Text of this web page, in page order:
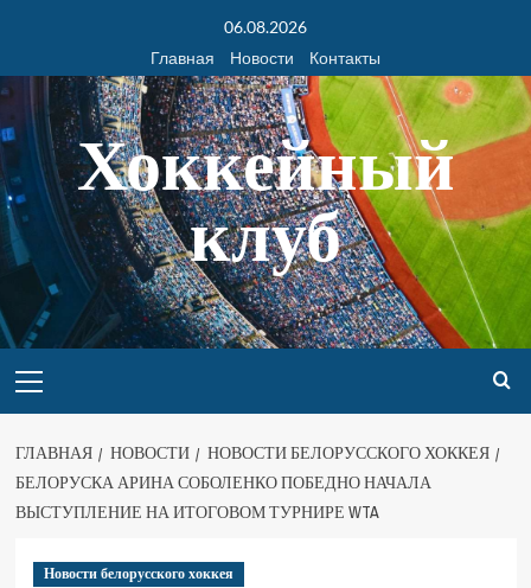
06.08.2026
Главная
Новости Контакты
Хоккейный
клуб
ГЛАВНАЯ НОВОСТИ
НОВОСТИ БЕЛОРУССКОГО ХОККЕЯ
БЕЛОРУСКА АРИНА СОБОЛЕНКО ПОБЕДНО НАЧАЛА
ВЫСТУПЛЕНИЕ НА ИТОГОВОМ ТУРНИРЕ WTA
Новости белорусского хоккея